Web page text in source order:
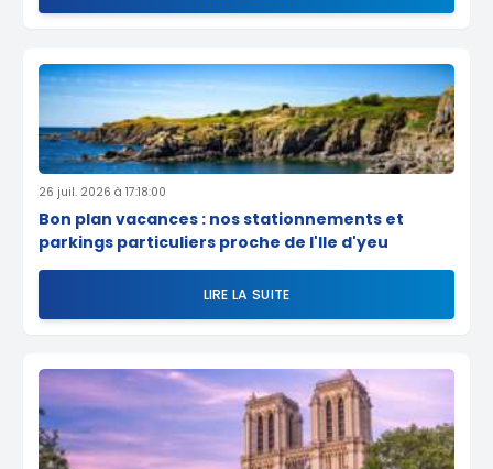
26 juil. 2026 à 17:18:00
Bon plan vacances : nos stationnements et
parkings particuliers proche de l'Ile d'yeu
LIRE LA SUITE